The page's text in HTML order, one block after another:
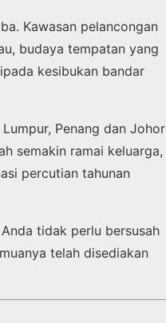
Kawasan pelancongan
budaya tempatan yang
kesibukan bandar
Penang dan Johor
semakin ramai keluarga,
percutian tahunan
tidak perlu bersusah
telah disediakan